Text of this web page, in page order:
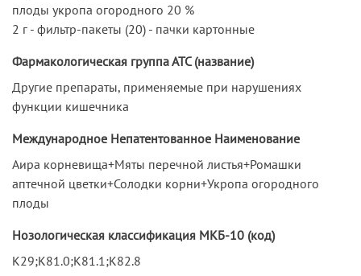
плоды укропа огородного 20 %
2 г - фильтр-пакеты (20) - пачки картонные
Фармакологическая группа АТС (название)
Другие препараты, применяемые при нарушениях
функции кишечника
Международное Непатентованное Наименование
Аира корневища+Мяты перечной листья+Ромашки
аптечной цветки+Солодки корни+Укропа огородного
плоды
Нозологическая классификация МКБ-10 (код)
K29;K81.0;K81.1;K82.8